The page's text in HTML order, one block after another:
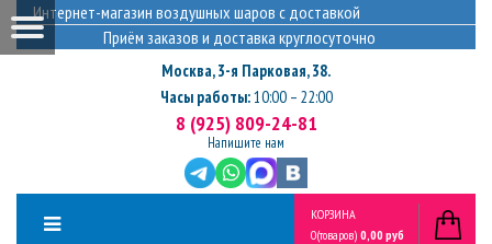
Интернет-магазин воздушных шаров с доставкой
Приём заказов и доставка круглосуточно
Москва,3-я Парковая, 38.
Часы работы:10:00 – 22:00
8 (925) 809-24-81
Напишите нам
КОРЗИНА
0(товаров) 0,00 руб